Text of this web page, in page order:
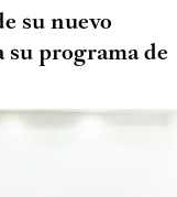
su nuevo
su programa de